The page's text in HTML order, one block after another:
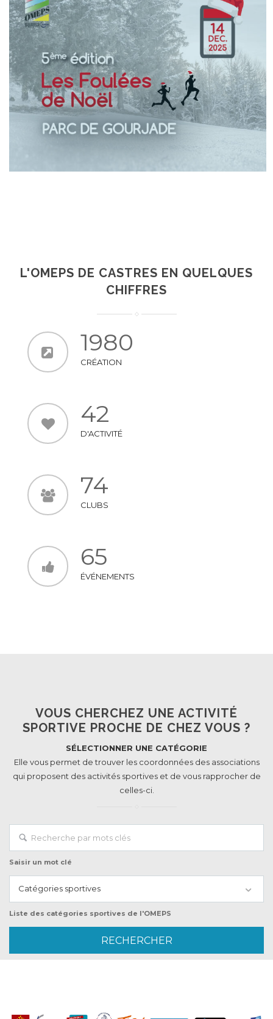
En Savoir +
L'OMEPS DE CASTRES EN QUELQUES
CHIFFRES
1980
CRÉATION
42
D'ACTIVITÉ
74
CLUBS
65
ÉVÉNEMENTS
VOUS CHERCHEZ UNE ACTIVITÉ
SPORTIVE PROCHE DE CHEZ VOUS ?
SÉLECTIONNER UNE CATÉGORIE
Elle vous permet de trouver les coordonnées des associations
qui proposent des activités sportives et de vous rapprocher de
celles-ci.
Saisir un mot clé
Catégories sportives
Liste des catégories sportives de l'OMEPS